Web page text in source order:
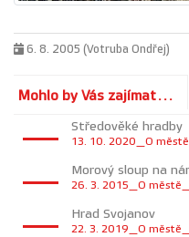
6. 8. 2005 (Votruba Ondřej)
Mohlo by Vás zajímat...
Středověké hradby
13. 10. 2020_O
Morový sloup na
26. 3. 2015_O
Hrad Svojanov
22. 3. 2019_O